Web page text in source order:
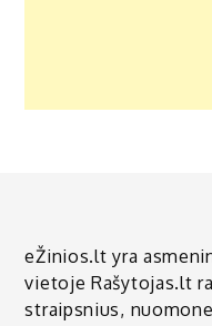
eŽinios.lt yra
vietoje Rašytojas.lt
straipsnius,